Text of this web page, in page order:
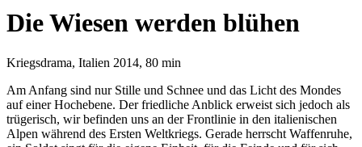
Die Wiesen werden blühen
Kriegsdrama, Italien 2014, 80 min
Am Anfang sind nur Stille und Schnee und das Licht des Mondes
auf einer Hochebene. Der friedliche Anblick erweist sich jedoch als
trügerisch, wir befinden uns an der Frontlinie in den italienischen
Alpen während des Ersten Weltkriegs. Gerade herrscht Waffenruhe,